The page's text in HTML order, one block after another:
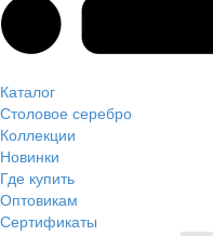
Каталог
Столовое серебро
Коллекции
Новинки
Где купить
Оптовикам
Сертификаты